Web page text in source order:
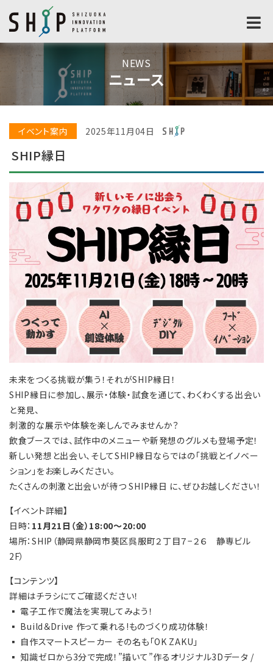
NEWS
ニュース
イベント案内 2025年11月04日
SHIP縁日
未来をつくる挑戦が集う！それがSHIP縁日！
SHIP縁日に参加し、展示・体験・試食を通じて、わくわくする出会い
と発見、
刺激的な展示や体験を楽しんでみませんか？
飲食ブースでは、試作中のメニューや新発想のグルメも登場予定！
新しい発想と出会い、そしてSHIP縁日ならではの「挑戦とイノベー
ション」をお楽しみください。
たくさんの刺激と出会いが待つ SHIP縁日 に、ぜひお越しください！
【イベント詳細】
日時： 11月21日（金）18:00～20:00
場所：SHIP（静岡県静岡市葵区呉服町２丁目７−２６ 静専ビル
2F）
【コンテンツ】
詳細はチラシにてご確認ください！
▪ 電子工作で魔法を実現してみよう！
▪ Build＆Drive 作って乗れる!ものづくり成功体験！
▪ 自作スマートスピーカー その名も「OK ZAKU」
▪ 知識ゼロから3分で完成！”描いて”作るオリジナル3Dデータ /